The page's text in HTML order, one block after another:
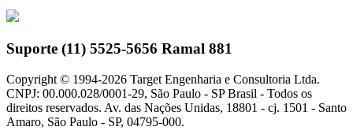
Suporte (11) 5525-5656 Ramal 881
Copyright © 1994-2026 Target Engenharia e Consultoria Ltda.
CNPJ: 00.000.028/0001-29, São Paulo - SP Brasil - Todos os
direitos reservados. Av. das Nações Unidas, 18801 - cj. 1501 - Santo
Amaro, São Paulo - SP, 04795-000.